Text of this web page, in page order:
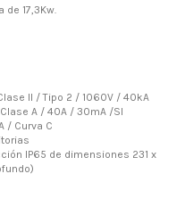
17,3Kw.
II / Tipo 2 / 1060V / 40kA
A / 40A / 30mA /SI
/ Curva C
IP65 de dimensiones 231 x